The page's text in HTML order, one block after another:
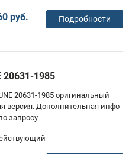
руб. Подробности
20631-1985
20631-1985 оригинальный
версия. Дополнительная инфо
запросу